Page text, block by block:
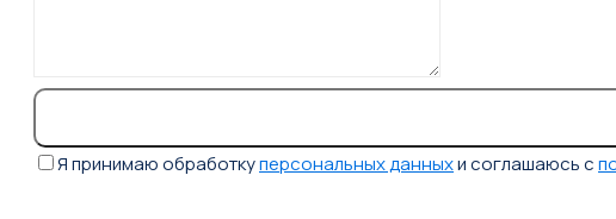
Я принимаю обработкуперсональных данныхи соглашаюсь с